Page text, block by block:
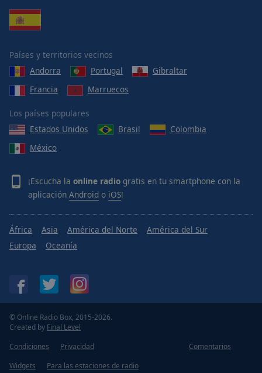
Países y territorios vecinos
Andorra
Portugal
Gibraltar
Francia
Marruecos
Los países populares
Estados Unidos
Brasil
Colombia
México
¡Escucha la online radio gratis en tu smartphone con la
aplicación Android o iOS!
África Asia América del Norte
América del Sur
Europa
Oceanía
© Online Radio Box, 2015-2026.
Created by Final Level
Condiciones
Privacidad
Comentarios
Widgets
Para las estaciones de radio